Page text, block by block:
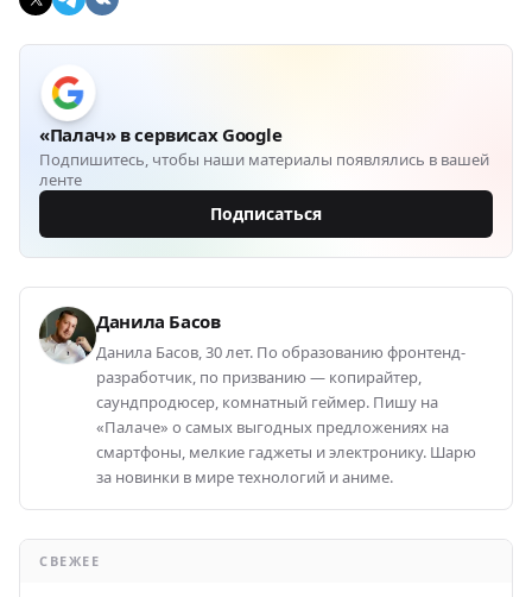
«Палач» в сервисах Google
Подпишитесь, чтобы наши материалы появлялись в вашей
ленте
Подписаться
Данила Басов
Данила Басов, 30 лет. По образованию фронтенд-
разработчик, по призванию — копирайтер,
саундпродюсер, комнатный геймер. Пишу на
«Палаче» о самых выгодных предложениях на
смартфоны, мелкие гаджеты и электронику. Шарю
за новинки в мире технологий и аниме.
СВЕЖЕЕ